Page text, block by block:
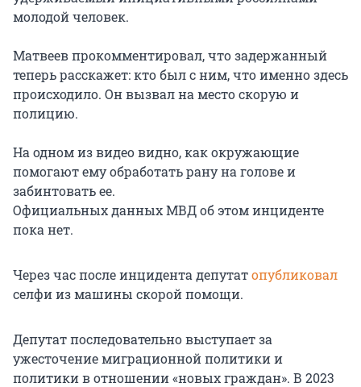
молодой человек.
Матвеев прокомментировал, что задержанный
теперь расскажет: кто был с ним, что именно здесь
происходило. Он вызвал на место скорую и
полицию.
На одном из видео видно, как окружающие
помогают ему обработать рану на голове и
забинтовать ее.
Официальных данных МВД об этом инциденте
пока нет.
Через час после инцидента депутатопубликовал
селфи из машины скорой помощи.
Депутат последовательно выступает за
ужесточение миграционной политики и
политики в отношении «новых граждан». В 2023